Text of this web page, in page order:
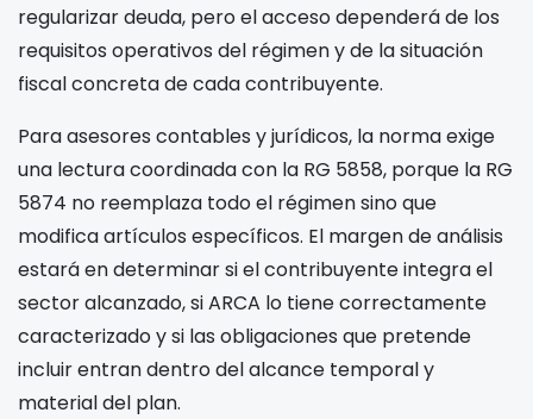
regularizar deuda, pero el acceso dependerá de los
requisitos operativos del régimen y de la situación
fiscal concreta de cada contribuyente.
Para asesores contables y jurídicos, la norma exige
una lectura coordinada con la RG 5858, porque la RG
5874 no reemplaza todo el régimen sino que
modifica artículos específicos. El margen de análisis
estará en determinar si el contribuyente integra el
sector alcanzado, si ARCA lo tiene correctamente
caracterizado y si las obligaciones que pretende
incluir entran dentro del alcance temporal y
material del plan.